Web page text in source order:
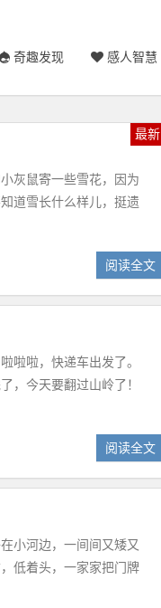
奇趣发现 感人智慧
灰鼠寄一些雪花，因为
道雪长什么样儿，挺遗
最新
阅读全文
啦啦，快递车出发了。
，今天要翻过山岭了！
阅读全文
小河边，一间间又矮又
低着头，一家家把门牌